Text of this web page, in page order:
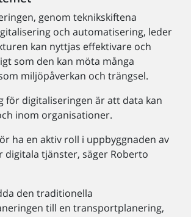
genom teknikskiftena
och automatisering, leder
kan nyttjas effektivare och
som den kan möta många
miljöpåverkan och trängsel.
för digitaliseringen är att data kan
inom organisationer.
ha en aktiv roll i uppbyggnaden av
digitala tjänster, säger Roberto
den traditionella
till en transportplanering,